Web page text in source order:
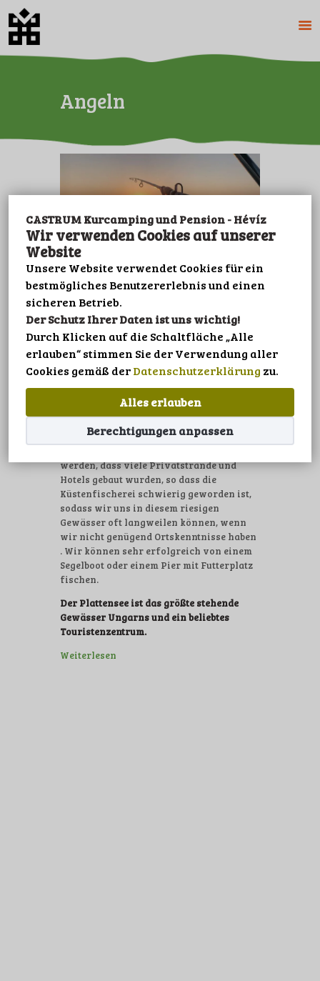
CASTRUM Kurcamping und Pension - Hévíz
Wir verwenden Cookies auf unserer
Website
Unsere Website verwendet Cookies für ein
bestmögliches Benutzererlebnis und einen
sicheren Betrieb.
Der Schutz Ihrer Daten ist uns wichtig!
Durch Klicken auf die Schaltfläche „Alle
erlauben“ stimmen Sie der Verwendung aller
Cookies gemäß derDatenschutzerklärung zu.
Alles erlauben
Berechtigungen anpassen
Angeln
HAUPTSEITE
ÜBER UNS
PENSION
BILDER
PARZELLERESERVIERUN
G
KONTAKT
FREIZEIT
IMPRESSUM
DATENSCHUTZ
SPRACHE
Der geliebte Plattensee!
Die Wasserfläche des Plattensees beträgt
600 Quadratkilometer. Der See ist 77 km
von 7,7 km, so dass es am Plattensee viele
Finden von Angelplätzen am Plattensee
werden, dass viele Privatstrände und
Hotels gebaut wurden, so dass die
Küstenfischerei schwierig geworden ist,
sodass wir uns in diesem riesigen
Gewässer oft langweilen können, wenn
wir nicht genügend Ortskenntnisse haben
. Wir können sehr erfolgreich von einem
Segelboot oder einem Pier mit Futterplatz
fischen.
Der Plattensee ist das größte stehende
Gewässer Ungarns und ein beliebtes
Touristenzentrum.
Weiterlesen